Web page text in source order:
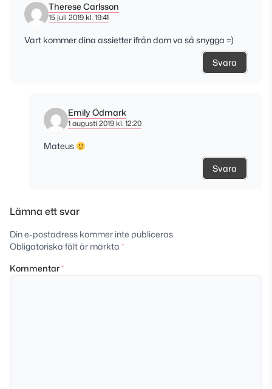
Therese Carlsson
15 juli 2019 kl. 19:41
Vart kommer dina assietter ifrån dom va så snygga =)
Svara
Emily Ödmark
1 augusti 2019 kl. 12:20
Mateus
Svara
Lämna ett svar
Din e-postadress kommer inte publiceras.
Obligatoriska fält är märkta *
Kommentar*